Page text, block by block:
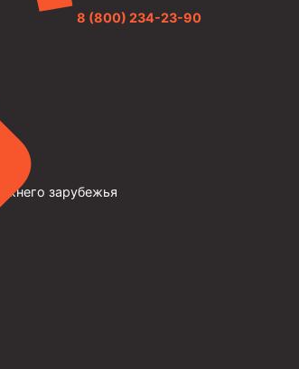
8 (800) 234-23-90
зарубежья